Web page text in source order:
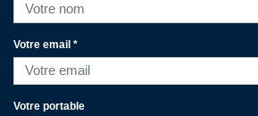
Votre email *
Votre portable